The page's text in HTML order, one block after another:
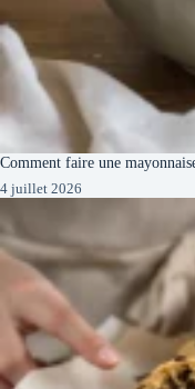
Comment faire une
4 juillet 2026